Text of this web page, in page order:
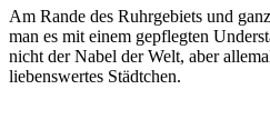
Am Rande des Ruhrgebiets und
man es mit einem gepflegten
nicht der Nabel der Welt, aber
liebenswertes Städtchen.